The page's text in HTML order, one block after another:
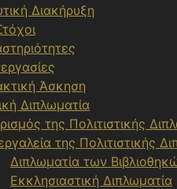
Διακήρυξη
Άσκηση
Διπλωματία
της Πολιτιστικής
της Πολιτιστικής
Διπλωματία των
Εκκλησιαστική Διπλωματία